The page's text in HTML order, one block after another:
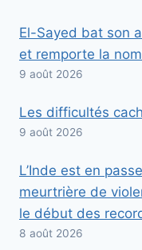
El-Sayed bat son
et remporte la
9 août 2026
Les difficultés
9 août 2026
L’Inde est en
meurtrière de
le début des
8 août 2026